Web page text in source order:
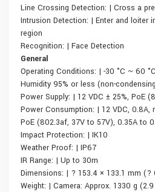
Line Crossing Detection: | Cross a
Intrusion Detection: | Enter and loiter
region
Recognition: | Face Detection
General
Operating Conditions: | -30 °C ~ 60
Humidity 95% or less (non-
Power Supply: | 12 VDC ± 25%, PoE
Power Consumption: | 12 VDC, 0.8A,
PoE (802.3af, 37V to 57V), 0.35A to
Impact Protection: | IK10
Weather Proof: | IP67
IR Range: | Up to 30m
Dimensions: | ? 153.4 × 133.1 mm
Weight: | Camera: Approx. 1330 g